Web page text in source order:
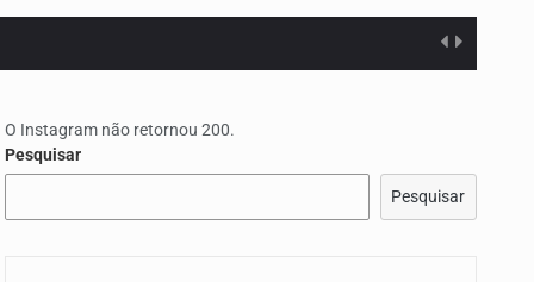
O Instagram não retornou 200.
Pesquisar
Pesquisar